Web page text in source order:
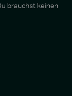
brauchst keinen